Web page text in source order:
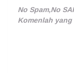
No Spam,No
Komenlah